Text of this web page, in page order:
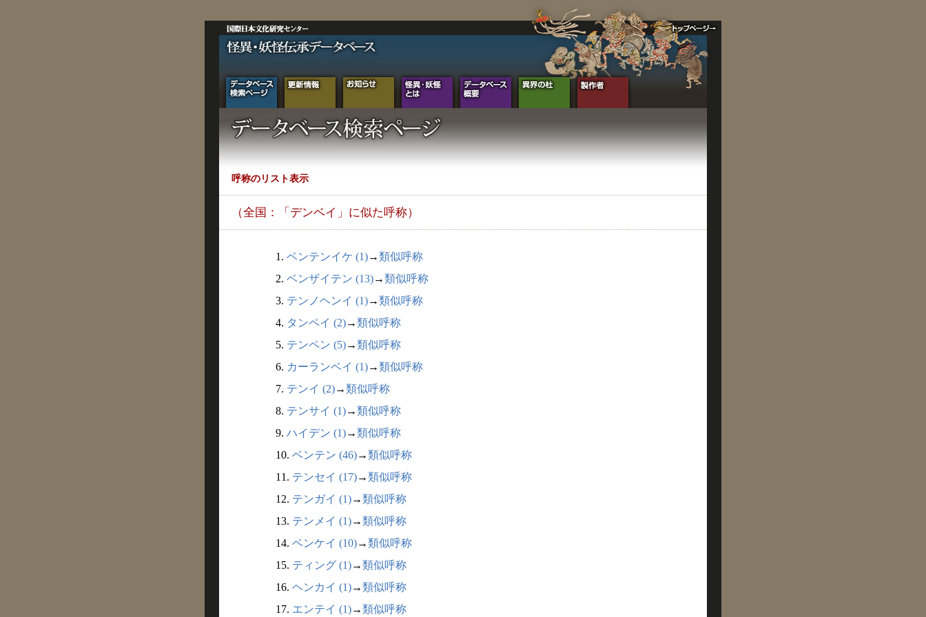
呼称のリスト表示
（全国：「デンベイ」に似た呼称）
1. ベンテンイケ (1)→類似呼称
2. ベンザイテン (13)→類似呼称
3. テンノヘンイ (1)→類似呼称
4. タンペイ (2)→類似呼称
5. テンペン (5)→類似呼称
6. カーランベイ (1)→類似呼称
7. テンイ (2)→類似呼称
8. テンサイ (1)→類似呼称
9. ハイデン (1)→類似呼称
10. ベンテン (46)→類似呼称
11. テンセイ (17)→類似呼称
12. テンガイ (1)→類似呼称
13. テンメイ (1)→類似呼称
14. ベンケイ (10)→類似呼称
15. ティング (1)→類似呼称
16. ヘンカイ (1)→類似呼称
17. エンテイ (1)→類似呼称